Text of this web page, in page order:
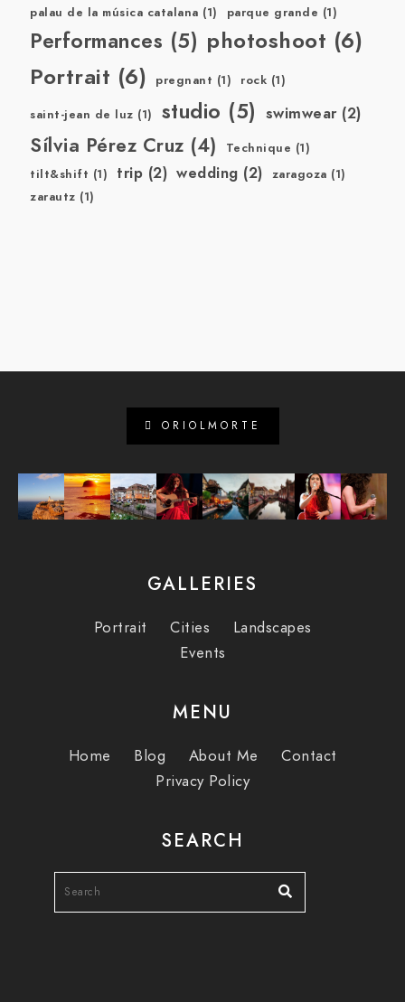
palau de la música catalana (1) parque grande (1)
Performances (5) photoshoot (6)
Portrait (6) pregnant (1) rock (1)
saint-jean de luz (1) studio (5) swimwear(2)
Sílvia Pérez Cruz (4) Technique (1)
tilt&shift (1) trip (2) wedding (2) zaragoza (1)
zarautz (1)
ORIOLMORTE
GALLERIES
Portrait Cities
Landscapes
Events
MENU
Home Blog About Me
Contact
Privacy Policy
SEARCH